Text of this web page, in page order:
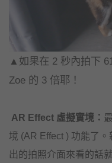
▲如果在 2 秒內拍下
Zoe 的 3 倍耶！
AR Effect 虛擬實境：
境 (AR Effect ) 功能了
出的拍照介面來看的話